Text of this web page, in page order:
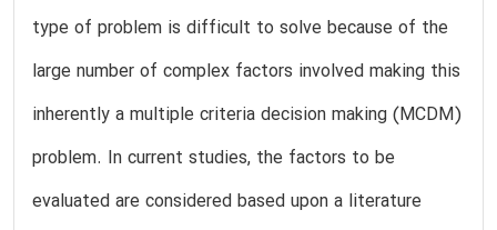
type of problem is difficult to solve because of the
large number of complex factors involved making this
inherently a multiple criteria decision making (MCDM)
problem. In current studies, the factors to be
evaluated are considered based upon a literature